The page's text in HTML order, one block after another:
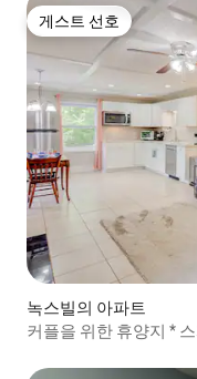
게스트 선호
게스트 선호
녹스빌의 아파트
커플을 위한 휴양지 *